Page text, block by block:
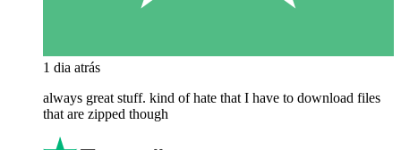
1 dia atrás
always great stuff. kind of hate that I have to download files
that are zipped though